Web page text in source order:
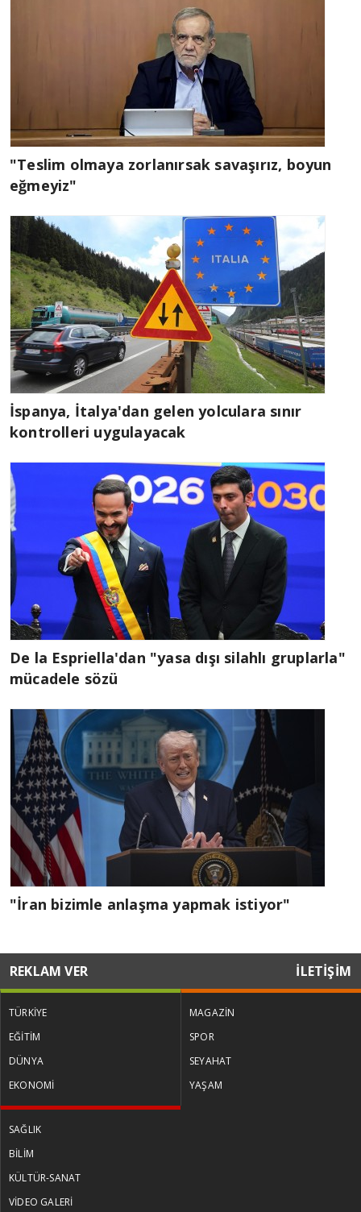
"Teslim olmaya zorlanırsak savaşırız, boyun
eğmeyiz"
İspanya, İtalya'dan gelen yolculara sınır
kontrolleri uygulayacak
De la Espriella'dan "yasa dışı silahlı gruplarla"
mücadele sözü
"İran bizimle anlaşma yapmak istiyor"
REKLAM VER İLETİŞİM
TÜRKİYE
EĞİTİM
DÜNYA
EKONOMİ
MAGAZİN
SPOR
SEYAHAT
YAŞAM
SAĞLIK
BİLİM
KÜLTÜR-SANAT
VİDEO GALERİ